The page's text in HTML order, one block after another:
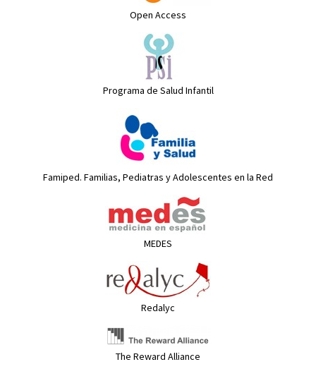
Open Access
Programa de Salud Infantil
Famiped. Familias, Pediatras y Adolescentes en la Red
MEDES
Redalyc
The Reward Alliance